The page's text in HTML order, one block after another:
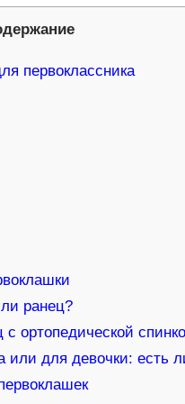
первоклассника
ранец?
ортопедической
или для девочки: есть